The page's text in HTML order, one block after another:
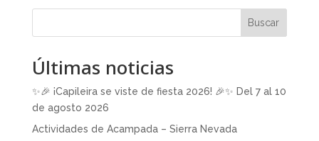
Buscar
Últimas noticias
✨🎉 ¡Capileira se viste de fiesta 2026! 🎉✨ Del 7 al 10
de agosto 2026
Actividades de Acampada – Sierra Nevada